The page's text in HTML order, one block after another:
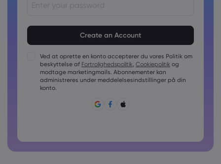
Adgangskoder skal indeholde mindst 1 stort bogstav
Adgangskoder skal indeholde mindst 1 lille bogstav
Adgangskoden skal indeholde ~!@#£%^&amp;*()_-
+=:;&lt;&gt;{,[]?,.
Adgangekoden kan ikke indeholde ikke-latinske tegn
Ved at oprette en konto accepterer du vores Politik om
beskyttelse af Fortrolighedspolitik, Cookiepolitik og
modtage marketingmails. Abonnementer kan
administreres under meddelelsesindstillinger på din
konto.